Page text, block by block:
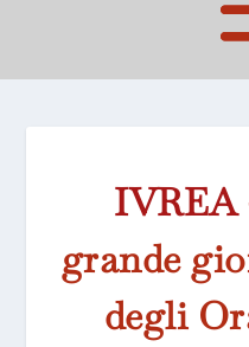
IVREA
grande
degli